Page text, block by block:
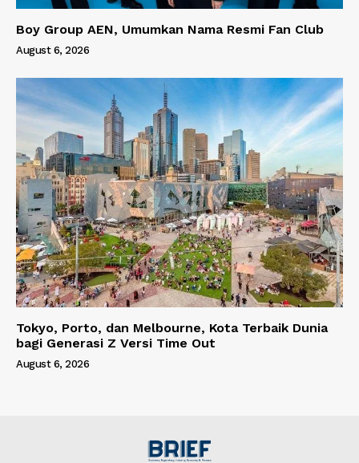
Boy Group AEN, Umumkan Nama Resmi Fan Club
August 6, 2026
Tokyo, Porto, dan Melbourne, Kota Terbaik Dunia
bagi Generasi Z Versi Time Out
August 6, 2026